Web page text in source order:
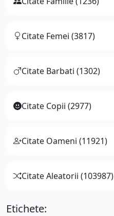
Citate Femei (3817)
Citate Barbati (1302)
Citate Copii (2977)
Citate Oameni (11921)
Citate Aleatorii (103987)
Etichete: